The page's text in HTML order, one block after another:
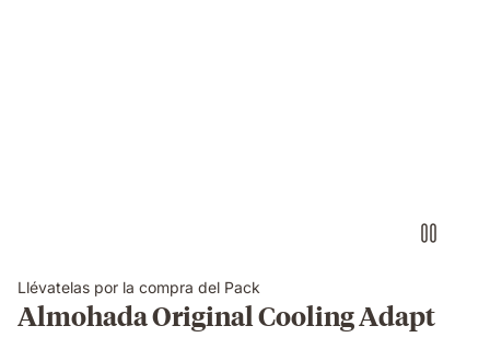
su
firmeza
y
Llévatelas por la compra del Pack
Almohada Original Cooling Adapt